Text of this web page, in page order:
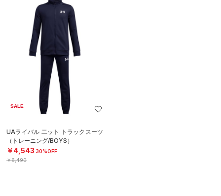
SALE
UAライバル 二ット トラックスーツ
（トレーニング/BOYS）
￥4,543 30%OFF
￥6,490